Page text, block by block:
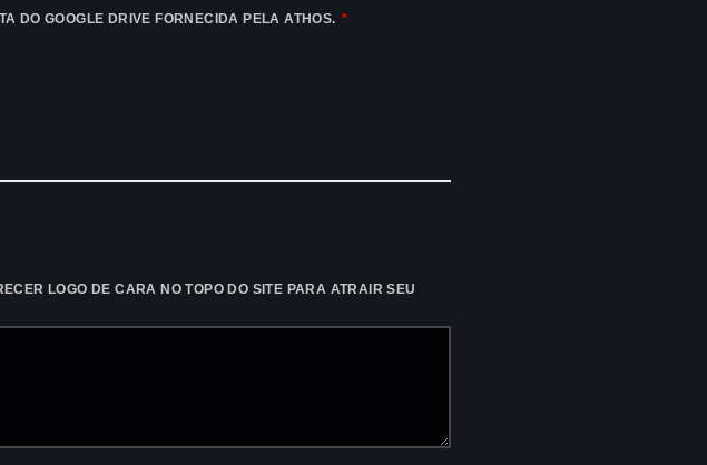
DO GOOGLE DRIVE FORNECIDA PELA ATHOS.
LOGO DE CARA NO TOPO DO SITE PARA ATRAIR SEU